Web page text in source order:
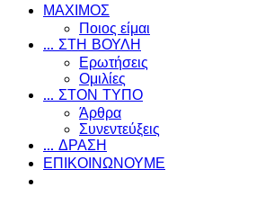
ΜΑΧΙΜΟΣ
Ποιος είμαι
... ΣΤΗ ΒΟΥΛΗ
Ερωτήσεις
Ομιλίες
... ΣΤΟΝ ΤΥΠΟ
Άρθρα
Συνεντεύξεις
... ΔΡΑΣΗ
ΕΠΙΚΟΙΝΩΝΟΥΜΕ